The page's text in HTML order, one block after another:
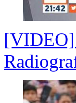
[VIDEO]